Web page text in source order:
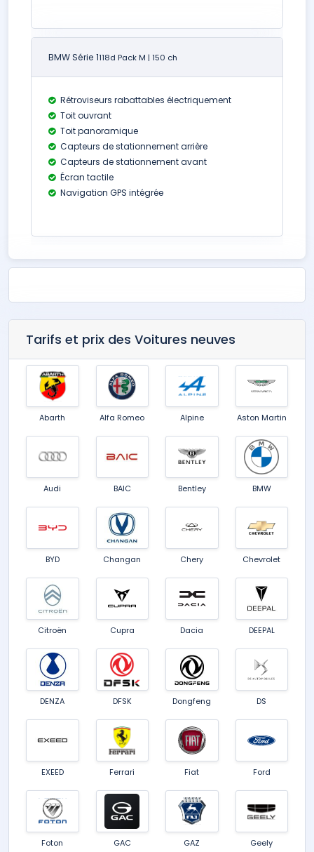
BMW Série 1118d Pack M | 150 ch
Rétroviseurs rabattables électriquement
Toit ouvrant
Toit panoramique
Capteurs de stationnement arrière
Capteurs de stationnement avant
Écran tactile
Navigation GPS intégrée
Tarifs et prix des Voitures neuves
Abarth Alfa Romeo Alpine Aston Martin
Audi BAIC Bentley BMW
BYD Changan Chery Chevrolet
Citroën Cupra Dacia DEEPAL
DENZA DFSK Dongfeng DS
EXEED Ferrari Fiat Ford
Foton GAC GAZ Geely